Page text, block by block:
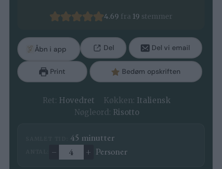
4.69 fra 19 stemmer
Åbn i app Del Del vi email
Print Bedøm opskriften
Ret: Hovedret Køkken: Italiensk
Nøgleord: Risotto
45minutter
minutter
Ændre antal
– + Personer